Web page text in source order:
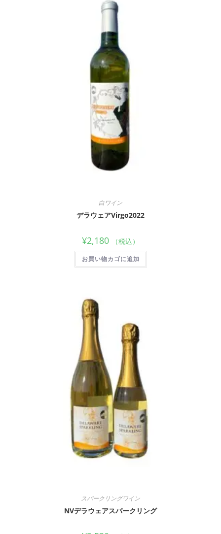
白ワイン
デラウェアVirgo2022
¥2,180 （税込）
お買い物カゴに追加
スパークリングワイン
NVデラウェアスパークリング